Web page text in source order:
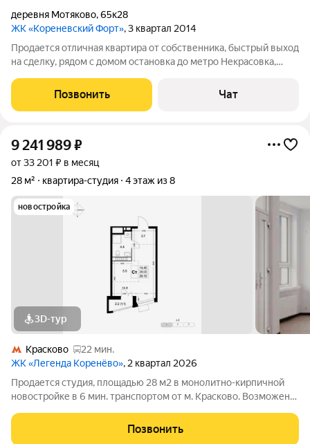
деревня Мотяково,65к28
ЖК «Кореневский Форт», 3 квартал 2014
Продается отличная квартира от собственника, быстрый выход
на сделку, рядом с домом остановка до метро Некрасовка,
Дикси , WB, ozon.Позвонить Чат
9 241 989₽
от 33 201 ₽ в месяц
28 м²
квартира-студия 4 этаж из 8
новостройка
3D-тур
Красково
22 мин.
ЖК «Легенда Коренёво», 2 квартал 2026
Продается студия, площадью 28 м2 в монолитно-кирпичной
новостройке в 6 мин. транспортом от м. Красково. Возможен
возможна покупка с использованием материнского капитала.
Жилая площадь 14.4 м2, кухня
Позвонить